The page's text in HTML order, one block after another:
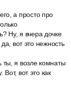
а просто про
Ну, я вчера дочке
вот это нежность
ты, я возле комнаты
вот это как